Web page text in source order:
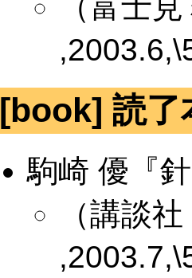
[book] 読
駒崎 優『
（講談